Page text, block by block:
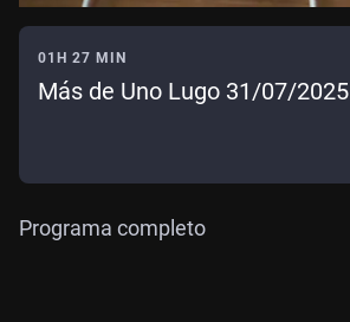
01H 27 MIN
Más de Uno Lugo 31/07/2025
Programa completo